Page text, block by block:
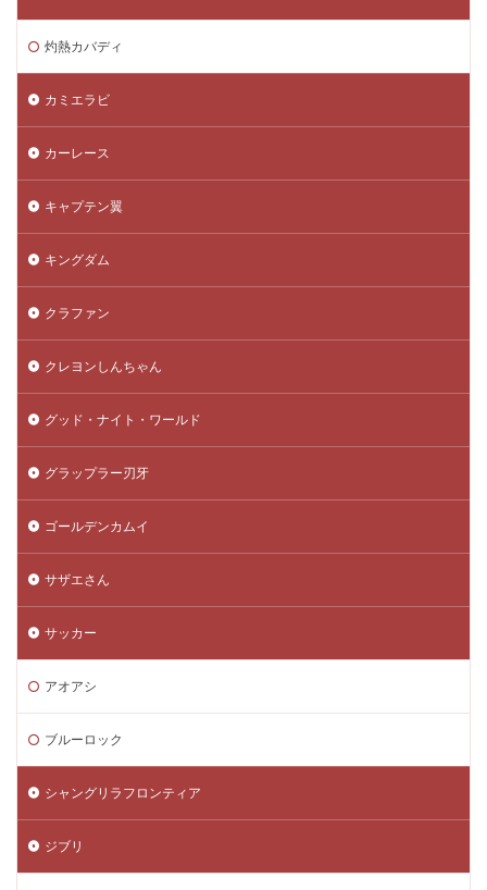
灼熱カバディ
カミエラビ
カーレース
キャプテン翼
キングダム
クラファン
クレヨンしんちゃん
グッド・ナイト・ワールド
グラップラー刃牙
ゴールデンカムイ
サザエさん
サッカー
アオアシ
ブルーロック
シャングリラフロンティア
ジブリ